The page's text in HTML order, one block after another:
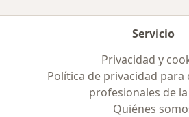
Servicio
Privacidad y
Política de privacidad
profesionales de
Quiénes